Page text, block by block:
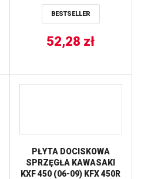
KSV/KFX 700 ’04-’09, KRF
750 TERYX ’08, KVF 750
SZT.) – ZASTĘPUJE FBG-
409 TOURMAX
BESTSELLER
52,28 zł
PŁYTA DOCISKOWA
SPRZĘGŁA KAWASAKI
KXF 450 (06-09) KFX 450R